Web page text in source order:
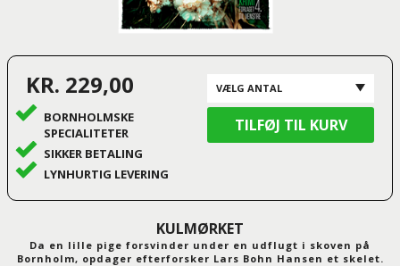
KR. 229,00
BORNHOLMSKE
SPECIALITETER
SIKKER BETALING
LYNHURTIG LEVERING
KULMØRKET
Da en lille pige forsvinder under en udflugt i skoven på
Bornholm, opdager efterforsker Lars Bohn Hansen et skelet.